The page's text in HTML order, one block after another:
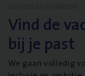
Vind de
bij je past
We gaan volledig